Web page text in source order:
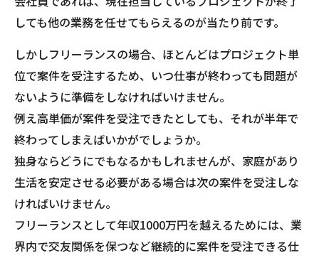
しても他の業務を任せてもらえるのが当たり前です。
しかしフリーランスの場合、ほとんどはプロジェクト単
位で案件を受注するため、いつ仕事が終わっても問題が
ないように準備をしなければいけません。
例え高単価が案件を受注できたとしても、それが半年で
終わってしまえばいかがでしょうか。
独身ならどうにでもなるかもしれませんが、家庭があり
生活を安定させる必要がある場合は次の案件を受注しな
ければいけません。
フリーランスとして年収1000万円を越えるためには、業
界内で交友関係を保つなど継続的に案件を受注できる仕